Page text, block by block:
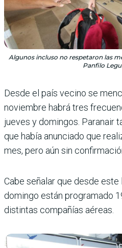
Algunos incluso no respetaron las
Panfilo
Desde el país vecino se
noviembre habrá tres
jueves y domingos. Paranair
que había anunciado que
mes, pero aún sin
Cabe señalar que desde
domingo están programado
distintas compañías aéreas.